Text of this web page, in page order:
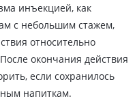
инъекцией, как
с небольшим стажем,
относительно
окончания действия
если сохранилось
напиткам.